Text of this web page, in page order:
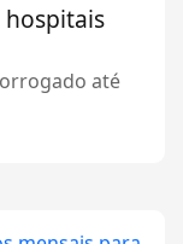
hospitais
até